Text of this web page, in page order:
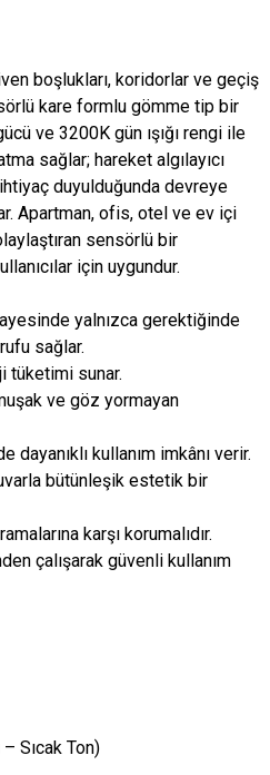
boşlukları, koridorlar ve geçiş
kare formlu gömme tip bir
ve 3200K gün ışığı rengi ile
sağlar; hareket algılayıcı
duyulduğunda devreye
Apartman, ofis, otel ve ev içi
sensörlü bir
için uygundur.
yalnızca gerektiğinde
sağlar.
tüketimi sunar.
ve göz yormayan
dayanıklı kullanım imkânı verir.
bütünleşik estetik bir
karşı korumalıdır.
çalışarak güvenli kullanım
– Sıcak Ton)